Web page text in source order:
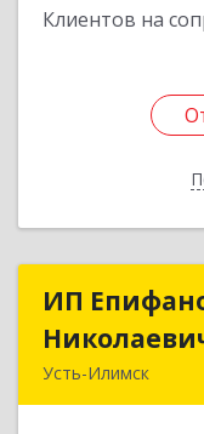
Клиентов на
ИП
Усть-Илимск